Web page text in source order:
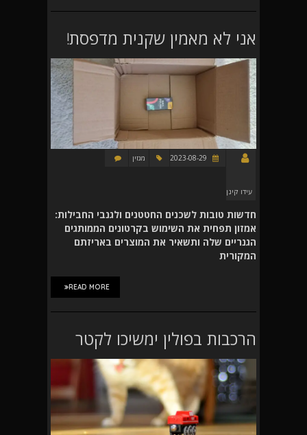
אני לא מאמין שקנית מדפסת!
עידו קינן
מגזין
חדשות טובות לשכנים החטטנים ולגנבי החבילות:
אמזון תפחית את השימוש בקרטונים הממותגים
הגנריים שלה ותשאיר את המוצרים באריזתם
המקורית
READ MORE
הרכבות בפולין ימשיכו לקטר